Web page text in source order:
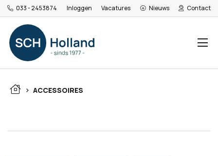
033 - 2453874 Inloggen Vacatures Nieuws Contact
> ACCESSOIRES